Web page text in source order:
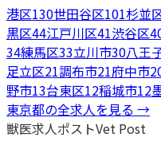
港区130世田谷区101杉並
黒区44江戸川区41渋谷区
34練馬区33立川市30八王
足立区21調布市21府中市
野市13台東区12稲城市12
東京都の全求人を見る →
獣医求人ポストVet Post